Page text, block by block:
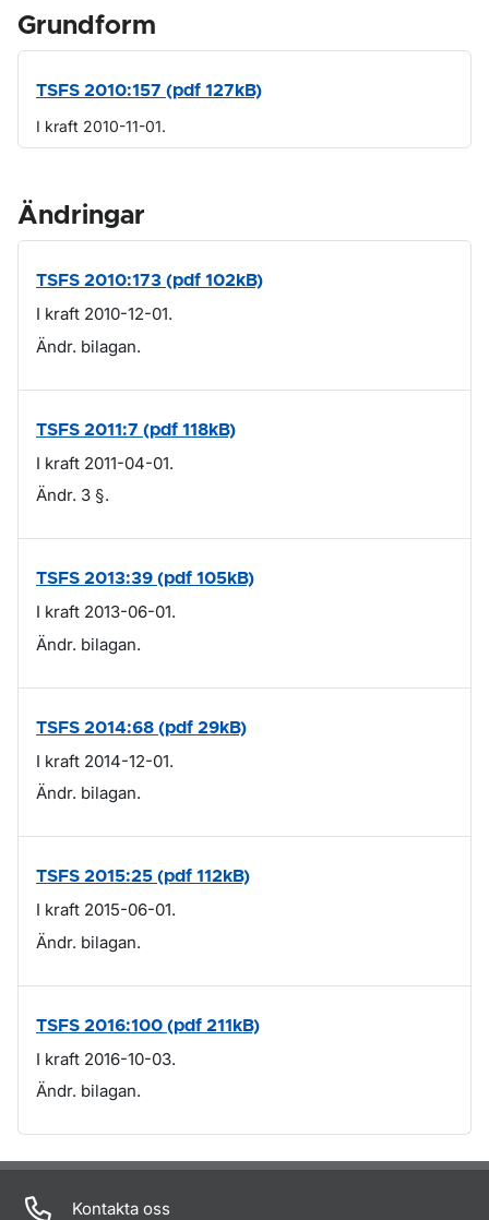
Grundform
TSFS 2010:157 (pdf 127kB)
I kraft 2010-11-01.
Ändringar
TSFS 2010:173 (pdf 102kB)
I kraft 2010-12-01.
Ändr. bilagan.
TSFS 2011:7 (pdf 118kB)
I kraft 2011-04-01.
Ändr. 3 §.
TSFS 2013:39 (pdf 105kB)
I kraft 2013-06-01.
Ändr. bilagan.
TSFS 2014:68 (pdf 29kB)
I kraft 2014-12-01.
Ändr. bilagan.
TSFS 2015:25 (pdf 112kB)
I kraft 2015-06-01.
Ändr. bilagan.
TSFS 2016:100 (pdf 211kB)
I kraft 2016-10-03.
Ändr. bilagan.
Om sidan
Kontakta oss